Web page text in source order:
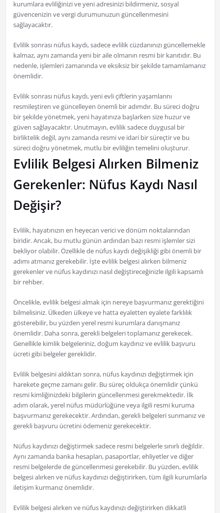
kurumlara evliliğinizi ve yeni adresinizi bildirmeniz, sosyal
güvencenizin ve vergi durumunuzun güncellenmesini
sağlayacaktır.
Evlilik sonrası nüfus kaydı, sadece evlilik cüzdanınızı güncellemekle
kalmaz, aynı zamanda yeni bir aile olmanın resmi bir kanıtıdır. Bu
nedenle, işlemleri zamanında ve eksiksiz bir şekilde tamamlamanız
önemlidir.
Evlilik sonrası nüfus kaydı, yeni evli çiftlerin yaşamlarını
resmileştiren ve güncelleyen önemli bir adımdır. Bu süreci doğru
bir şekilde yönetmek, yeni hayatınıza başlarken size huzur ve
güven sağlayacaktır. Unutmayın, evlilik sadece duygusal bir
birliktelik değil, aynı zamanda resmi ve idari bir süreçtir ve bu
süreci doğru yönetmek, mutlu bir evliliğin temelini oluşturur.
Evlilik Belgesi Alırken Bilmeniz
Gerekenler: Nüfus Kaydı Nasıl
Değişir?
Evlilik, hayatınızın en heyecan verici ve dönüm noktalarından
biridir. Ancak, bu mutlu günün ardından bazı resmi işlemler sizi
bekliyor olabilir. Özellikle de nüfus kaydı değişikliği gibi önemli bir
adımı atmanız gerekebilir. İşte evlilik belgesi alırken bilmeniz
gerekenler ve nüfus kaydınızı nasıl değiştireceğinizle ilgili kapsamlı
bir rehber.
Öncelikle, evlilik belgesi almak için nereye başvurmanız gerektiğini
bilmelisiniz. Ülkeden ülkeye ve hatta eyaletten eyalete farklılık
gösterebilir, bu yüzden yerel resmi kurumlara danışmanız
önemlidir. Daha sonra, gerekli belgeleri toplamanız gerekecek.
Genellikle kimlik belgeleriniz, doğum kaydınız ve evlilik başvuru
ücreti gibi belgeler gereklidir.
Evlilik belgesini aldıktan sonra, nüfus kaydınızı değiştirmek için
harekete geçme zamanı gelir. Bu süreç oldukça önemlidir çünkü
resmi kimliğinizdeki bilgilerin güncellenmesi gerekmektedir. İlk
adım olarak, yerel nüfus müdürlüğüne veya ilgili resmi kuruma
başvurmanız gerekecektir. Ardından, gerekli belgeleri sunmanız ve
gerekli başvuru ücretini ödemeniz gerekecektir.
Nüfus kaydınızı değiştirmek sadece resmi belgelerle sınırlı değildir.
Aynı zamanda banka hesapları, pasaportlar, ehliyetler ve diğer
resmi belgelerde de güncellenmesi gerekebilir. Bu yüzden, evlilik
belgesi alırken ve nüfus kaydınızı değiştirirken, tüm ilgili kurumlarla
iletişim kurmanız önemlidir.
Evlilik belgesi alırken ve nüfus kaydınızı değiştirirken dikkatli